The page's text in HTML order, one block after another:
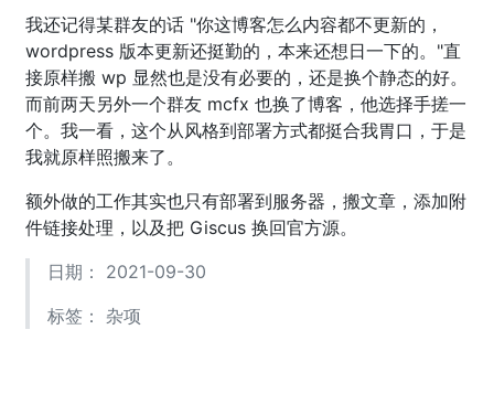
我还记得某群友的话 "你这博客怎么内容都不更新的，
wordpress 版本更新还挺勤的，本来还想日一下的。"直
接原样搬 wp 显然也是没有必要的，还是换个静态的好。
而前两天另外一个群友 mcfx 也换了博客，他选择手搓一
个。我一看，这个从风格到部署方式都挺合我胃口，于是
我就原样照搬来了。
额外做的工作其实也只有部署到服务器，搬文章，添加附
件链接处理，以及把 Giscus 换回官方源。
日期： 2021-09-30
标签： 杂项